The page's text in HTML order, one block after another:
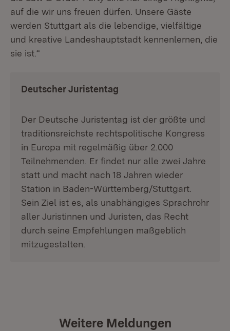
auf die wir uns freuen dürfen. Unsere Gäste
werden Stuttgart als die lebendige, vielfältige
und kreative Landeshauptstadt kennenlernen, die
sie ist.“
Deutscher Juristentag
Der Deutsche Juristentag ist der größte und
traditionsreichste rechtspolitische Kongress
in Europa mit regelmäßig über 2.000
Teilnehmenden. Er findet nur alle zwei Jahre
statt und macht nach 18 Jahren wieder
Station in Baden-Württemberg/Stuttgart.
Sein Ziel ist es, als unabhängiges Sprachrohr
aller Juristinnen und Juristen, das Recht
durch seine Empfehlungen maßgeblich
mitzugestalten.
Weitere Meldungen